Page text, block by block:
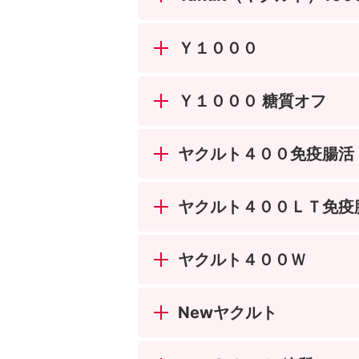
Ｙ１０００
Ｙ１０００ 糖質オフ
ヤクルト４００免疫腸活
ヤクルト４００ＬＴ免疫
ヤクルト４００Ｗ
Newヤクルト